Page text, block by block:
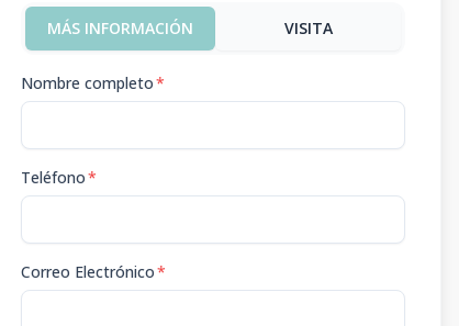
MÁS INFORMACIÓN VISITA
Nombre completo*
Teléfono*
Correo Electrónico*